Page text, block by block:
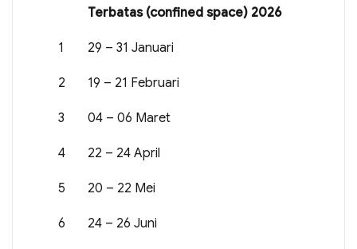
Terbatas (confined space) 2026
1 29 – 31 Januari
2 19 – 21 Februari
3 04 – 06 Maret
4 22 – 24 April
5 20 – 22 Mei
6 24 – 26 Juni